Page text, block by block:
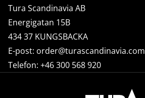
Tura Scandinavia AB
Energigatan 15B
434 37 KUNGSBACKA
E-post: order@turascandinavia.com
Telefon: +46 300 568 920